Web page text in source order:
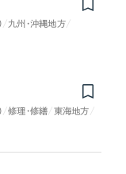
九州・沖縄地方
修理・修繕
東海地方